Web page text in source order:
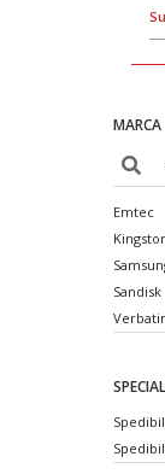
MARCA
Emtec
Sandisk